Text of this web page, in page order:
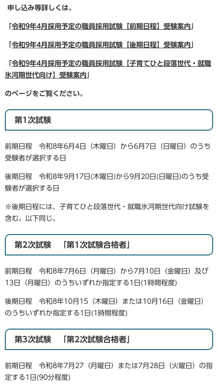
申し込み等詳しくは、
令和9年4月採用予定の職員採用試験【前期日程】受験案内
令和9年4月採用予定の職員採用試験【後期日程】受験案内
令和9年4月採用予定の職員採用試験【子育てひと段落世代・就職
氷河期世代向け】受験案内
のページをご覧ください。
第1次試験
前期日程 令和8年6月4日（木曜日）から6月7日（日曜日）のうち
受験者が選択する日
後期日程 令和8年9月17日(木曜日)から9月20日(日曜日)のうち受
験者が選択する日
※後期日程には、子育てひと段落世代・就職氷河期世代向け試験を
含む。以下同じ。
第2次試験 「第1次試験合格者」
前期日程 令和8年7月6日（月曜日）から7月10日（金曜日）及び
13日（月曜日）のうちいずれか指定する1日(1時間程度)
後期日程 令和8年10月15（木曜日）または10月16日（金曜日）
のうちいずれか指定する1日​(1時間程度)
第3次試験 「第2次試験合格者」
前期日程 令和8年7月27（月曜日）または7月28日（火曜日）の指
定する1日(90分程度)